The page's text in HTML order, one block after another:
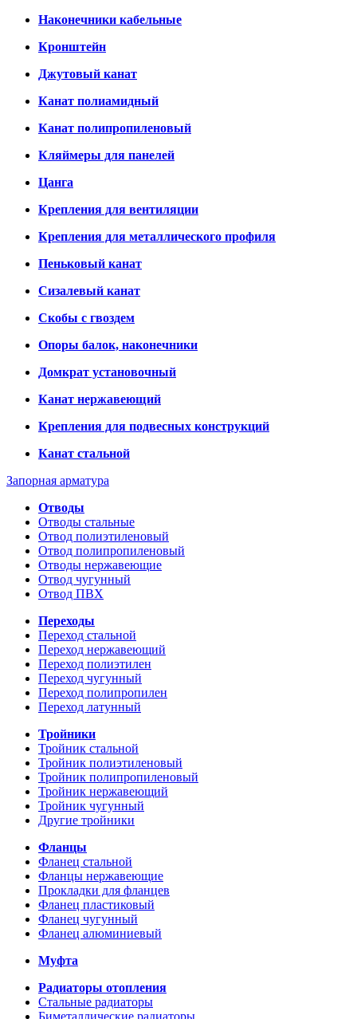
Наконечники кабельные
Кронштейн
Джутовый канат
Канат полиамидный
Канат полипропиленовый
Кляймеры для панелей
Цанга
Крепления для вентиляции
Крепления для металлического профиля
Пеньковый канат
Сизалевый канат
Скобы с гвоздем
Опоры балок, наконечники
Домкрат установочный
Канат нержавеющий
Крепления для подвесных конструкций
Канат стальной
Запорная арматура
Отводы
Отводы стальные
Отвод полиэтиленовый
Отвод полипропиленовый
Отводы нержавеющие
Отвод чугунный
Отвод ПВХ
Переходы
Переход стальной
Переход нержавеющий
Переход полиэтилен
Переход чугунный
Переход полипропилен
Переход латунный
Тройники
Тройник стальной
Тройник полиэтиленовый
Тройник полипропиленовый
Тройник нержавеющий
Тройник чугунный
Другие тройники
Фланцы
Фланец стальной
Фланцы нержавеющие
Прокладки для фланцев
Фланец пластиковый
Фланец чугунный
Фланец алюминиевый
Муфта
Радиаторы отопления
Стальные радиаторы
Биметаллические радиаторы